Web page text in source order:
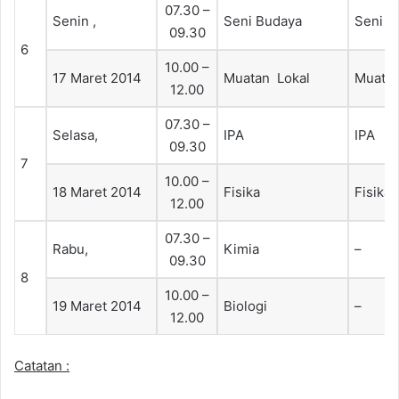
6
Senin ,
07.30 –
09.30
Seni Budaya Seni
17 Maret 2014
10.00 –
12.00
Muatan Lokal
7
Selasa,
07.30 –
09.30
IPA IPA
18 Maret 2014
10.00 –
12.00
Fisika Fisika
8
Rabu,
07.30 –
09.30
Kimia –
19 Maret 2014
10.00 –
12.00
Biologi –
Catatan :